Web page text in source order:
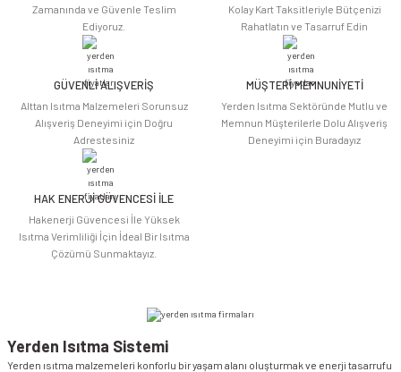
Ürün açıklamasında eksik bilgiler bulunuyor.
Ürün bilgilerinde hatalar bulunuyor.
Ürün fiyatı diğer sitelerden daha pahalı.
Bu ürüne benzer farklı alternatifler olmalı.
Zamanında ve Güvenle Teslim
Ediyoruz.
Kolay Kart Taksitleriyle Bütçenizi
Rahatlatın ve Tasarruf Edin
GÜVENLİ ALIŞVERİŞ
Alttan Isıtma Malzemeleri Sorunsuz
Alışveriş Deneyimi için Doğru
Adrestesiniz
MÜŞTERİ MEMNUNİYETİ
Yerden Isıtma Sektöründe Mutlu ve
Memnun Müşterilerle Dolu Alışveriş
Deneyimi için Buradayız
HAK ENERJİ GÜVENCESİ İLE
Hakenerji Güvencesi İle Yüksek
Isıtma Verimliliği İçin İdeal Bir Isıtma
Çözümü Sunmaktayız.
Yerden Isıtma Sistemi
Yerden ısıtma malzemeleri konforlu bir yaşam alanı oluşturmak ve enerji tasarrufu